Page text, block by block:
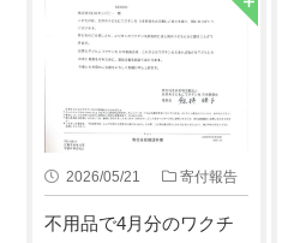
2026/05/21 寄付報告
不用品で4月分のワクチ